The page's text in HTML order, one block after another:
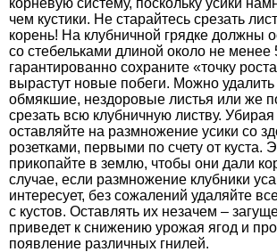
корневую систему, поскольку усики
чем кустики. Не старайтесь срезать
корень! На клубничной грядке должны
со стебельками длиной около не менее
гарантированно сохраните «точку
вырастут новые побеги. Можно удалить
обмякшие, нездоровые листья или же
срезать всю клубничную листву.
оставляйте на размножение усики со
розетками, первыми по счету от куста.
прикопайте в землю, чтобы они дали
случае, если размножение клубники
интересует, без сожалений удаляйте
с кустов. Оставлять их незачем –
приведет к снижению урожая ягод и
появление различных гнилей.